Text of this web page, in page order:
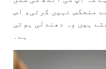
منعکس نہیں کرتی، اس
ہیں وہ دھندلی ہوتی
ہے۔